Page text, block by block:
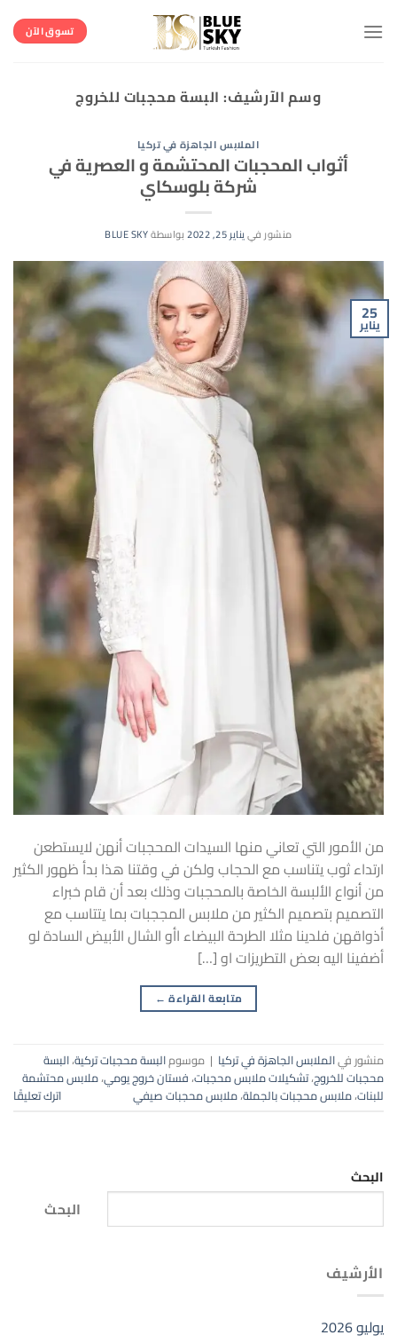
للمحتوى
تسوق الآن
وسم الآرشيف: البسة محجبات للخروج
الملابس الجاهزة في تركيا
أثواب المحجبات المحتشمة و العصرية في
شركة بلوسكاي
منشور فييناير 25, 2022 بواسطةBLUE SKY
25
يناير
من الأمور التي تعاني منها السيدات المحجبات أنهن لايستطعن
ارتداء ثوب يتناسب مع الحجاب ولكن في وقتنا هذا بدأ ظهور الكثير
من أنواع الألبسة الخاصة بالمحجبات وذلك بعد أن قام خبراء
التصميم بتصميم الكثير من ملابس المججبات بما يتتاسب مع
أذواقهن فلدينا مثلا الطرحة البيضاء اأو الشال الأبيض السادة لو
أضفينا اليه بعض التطريزات او […]
متابعة القراءة ←
منشور فيالملابس الجاهزة في تركيا | موسومالبسة محجبات تركية،البسة
محجبات للخروج،تشكيلات ملابس محجبات،فستان خروج يومي،ملابس محتشمة
للبنات،ملابس محجبات بالجملة،ملابس محجبات صيفي اترك تعليقًا
البحث
البحث
الأرشيف
يوليو 2026